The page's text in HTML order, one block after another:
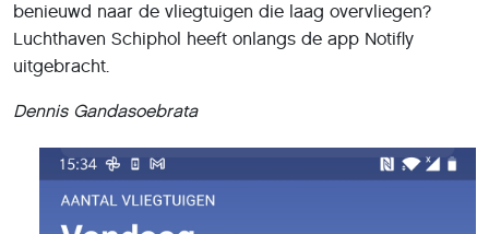
benieuwd naar de vliegtuigen die laag overvliegen?
Luchthaven Schiphol heeft onlangs de app Notifly
uitgebracht.
Dennis Gandasoebrata